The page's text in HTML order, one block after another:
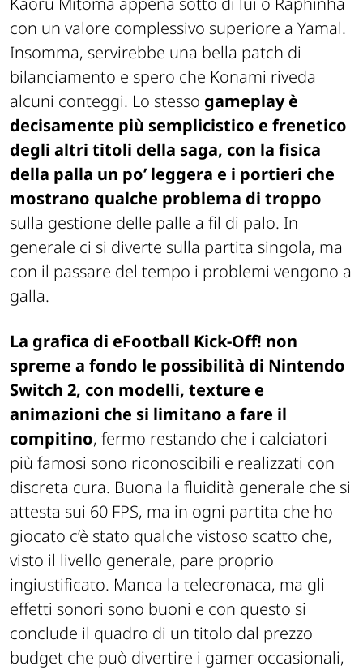
con un valore complessivo superiore a Yamal.
Insomma, servirebbe una bella patch di
bilanciamento e spero che Konami riveda
alcuni conteggi. Lo stesso gameplay è
decisamente più semplicistico e frenetico
degli altri titoli della saga, con la fisica
della palla un po’ leggera e i portieri che
mostrano qualche problema di troppo
sulla gestione delle palle a fil di palo. In
generale ci si diverte sulla partita singola, ma
con il passare del tempo i problemi vengono a
galla.
La grafica di eFootball Kick-Off! non
spreme a fondo le possibilità di Nintendo
Switch 2, con modelli, texture e
animazioni che si limitano a fare il
compitino, fermo restando che i calciatori
più famosi sono riconoscibili e realizzati con
discreta cura. Buona la fluidità generale che si
attesta sui 60 FPS, ma in ogni partita che ho
giocato c’è stato qualche vistoso scatto che,
visto il livello generale, pare proprio
ingiustificato. Manca la telecronaca, ma gli
effetti sonori sono buoni e con questo si
conclude il quadro di un titolo dal prezzo
budget che può divertire i gamer occasionali,